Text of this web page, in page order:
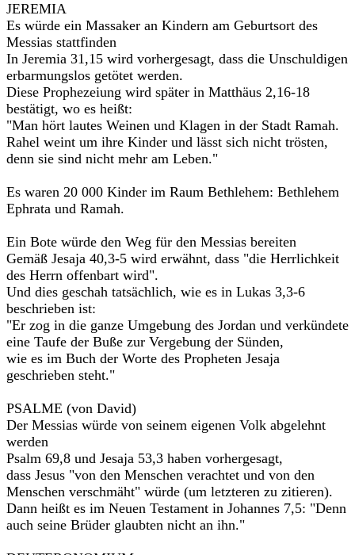
JEREMIA
Es würde ein Massaker an Kindern am Geburtsort des
Messias stattfinden
In Jeremia 31,15 wird vorhergesagt, dass die Unschuldigen
erbarmungslos getötet werden.
Diese Prophezeiung wird später in Matthäus 2,16-18
bestätigt, wo es heißt:
"Man hört lautes Weinen und Klagen in der Stadt Ramah.
Rahel weint um ihre Kinder und lässt sich nicht trösten,
denn sie sind nicht mehr am Leben."
Es waren 20 000 Kinder im Raum Bethlehem: Bethlehem
Ephrata und Ramah.
Ein Bote würde den Weg für den Messias bereiten
Gemäß Jesaja 40,3-5 wird erwähnt, dass "die Herrlichkeit
des Herrn offenbart wird".
Und dies geschah tatsächlich, wie es in Lukas 3,3-6
beschrieben ist:
"Er zog in die ganze Umgebung des Jordan und verkündete
eine Taufe der Buße zur Vergebung der Sünden,
wie es im Buch der Worte des Propheten Jesaja
geschrieben steht."
PSALME (von David)
Der Messias würde von seinem eigenen Volk abgelehnt
werden
Psalm 69,8 und Jesaja 53,3 haben vorhergesagt,
dass Jesus "von den Menschen verachtet und von den
Menschen verschmäht" würde (um letzteren zu zitieren).
Dann heißt es im Neuen Testament in Johannes 7,5: "Denn
auch seine Brüder glaubten nicht an ihn."